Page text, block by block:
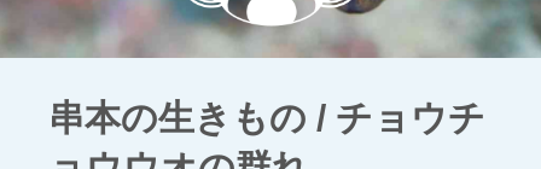
串本の生きもの / チョウチ